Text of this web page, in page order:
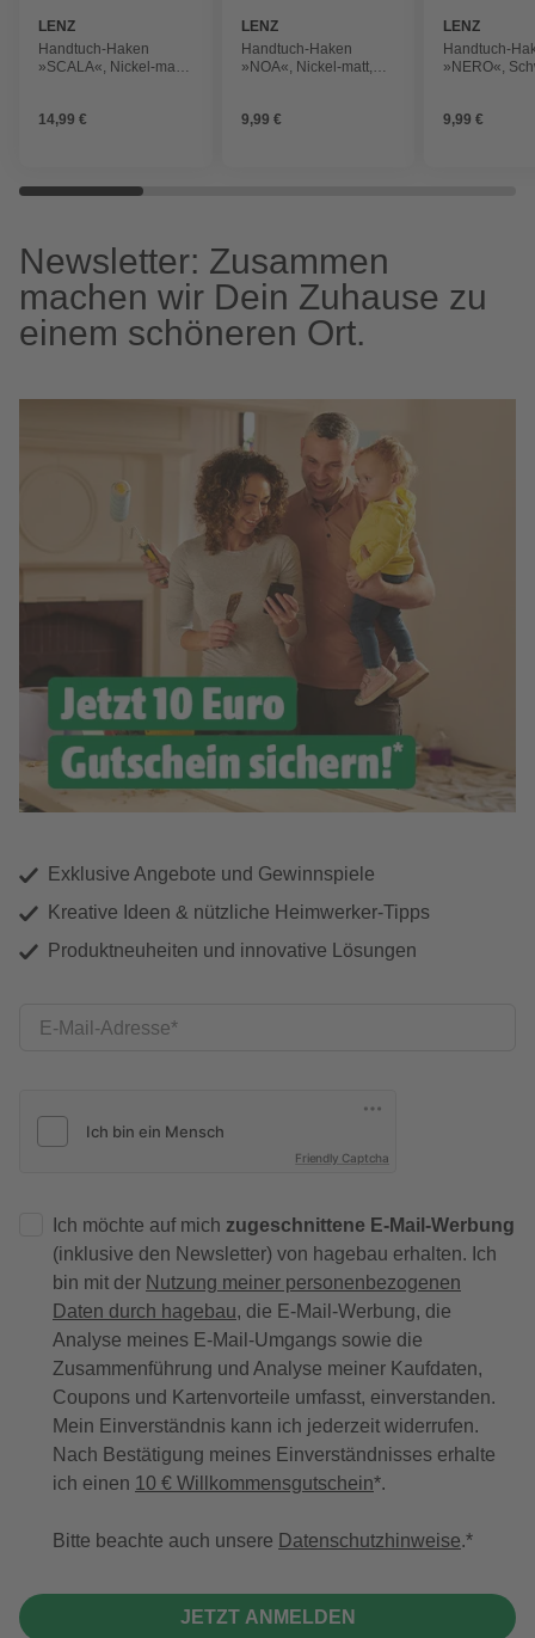
LENZ
Handtuch-Haken
»SCALA«, Nickel-matt,
14,99 €
LENZ
Handtuch-Haken
»NOA«, Nickel-matt,
9,99 €
LENZ
Handtuch-
»NERO«,
9,99 €
Newsletter: Zusammen
machen wir Dein Zuhause zu
einem schöneren Ort.
Exklusive Angebote und Gewinnspiele
Kreative Ideen & nützliche Heimwerker-Tipps
Produktneuheiten und innovative Lösungen
E-Mail-Adresse
Friendly Captcha
Ich möchte auf mich zugeschnittene E-Mail-Werbung
(inklusive den Newsletter) von hagebau erhalten. Ich
bin mit der Nutzung meiner personenbezogenen
Daten durch hagebau, die E-Mail-Werbung, die
Analyse meines E-Mail-Umgangs sowie die
Zusammenführung und Analyse meiner Kaufdaten,
Coupons und Kartenvorteile umfasst, einverstanden.
Mein Einverständnis kann ich jederzeit widerrufen.
Nach Bestätigung meines Einverständnisses erhalte
ich einen 10 € Willkommensgutschein*.
Bitte beachte auch unsere Datenschutzhinweise.
JETZT ANMELDEN